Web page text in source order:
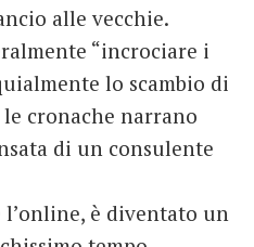
alle vecchie.
“incrociare i
lo scambio di
cronache narrano
di un consulente
l’online, è diventato un